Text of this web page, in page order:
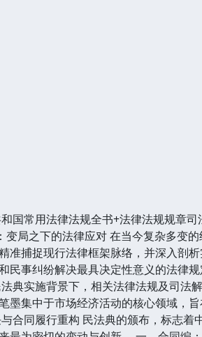
国常用法律法规全书+法律法规规章司
局之下的法律应对 在当今复杂多变
准捕捉现行法律框架脉络，并深入剖
民事纠纷解决最具决定性意义的法律
典实施背景下，相关法律法规及司法
墨集中于市场经济活动的核心领域，
合同履行重构 民法典的颁布，标志着